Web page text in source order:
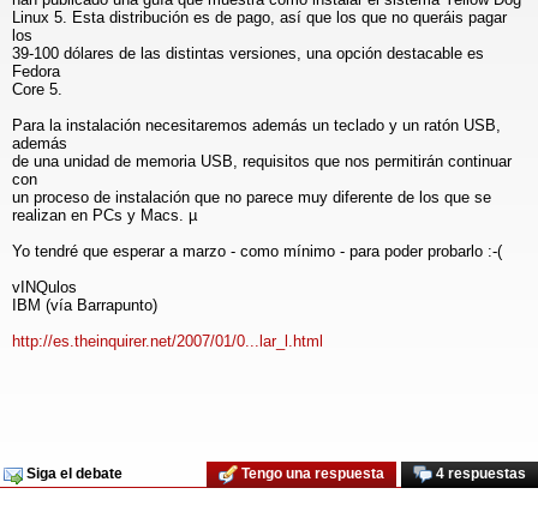
Linux 5. Esta distribución es de pago, así que los que no queráis pagar
los
39-100 dólares de las distintas versiones, una opción destacable es
Fedora
Core 5.
Para la instalación necesitaremos además un teclado y un ratón USB,
además
de una unidad de memoria USB, requisitos que nos permitirán continuar
con
un proceso de instalación que no parece muy diferente de los que se
realizan en PCs y Macs. µ
Yo tendré que esperar a marzo - como mínimo - para poder probarlo :-(
vINQulos
IBM (vía Barrapunto)
http://es.theinquirer.net/2007/01/0...lar_l.html
Siga el debate 4 respuestas
Tengo una respuesta